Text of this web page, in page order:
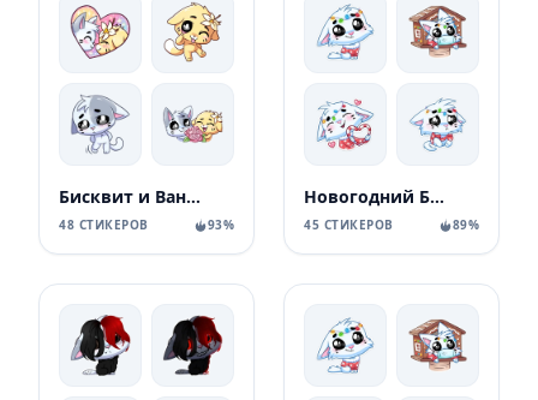
Бисквит и Ванилька без надписей
48 СТИКЕРОВ 93%
Новогодний Бисквит без надписей
45 СТИКЕРОВ 89%